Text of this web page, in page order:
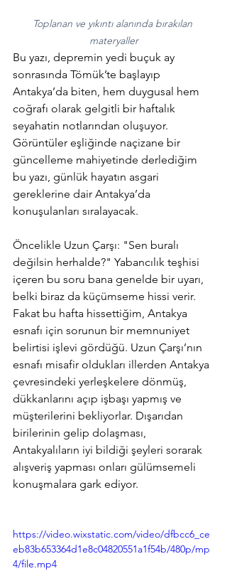
Toplanan ve yıkıntı alanında bırakılan
materyaller
Bu yazı, depremin yedi buçuk ay
sonrasında Tömük’te başlayıp
Antakya’da biten, hem duygusal hem
coğrafı olarak gelgitli bir haftalık
seyahatin notlarından oluşuyor.
Görüntüler eşliğinde naçizane bir
güncelleme mahiyetinde derlediğim
bu yazı, günlük hayatın asgari
gereklerine dair Antakya’da
konuşulanları sıralayacak.
Öncelikle Uzun Çarşı: "Sen buralı
değilsin herhalde?" Yabancılık teşhisi
içeren bu soru bana genelde bir uyarı,
belki biraz da küçümseme hissi verir.
Fakat bu hafta hissettiğim, Antakya
esnafı için sorunun bir memnuniyet
belirtisi işlevi gördüğü. Uzun Çarşı’nın
esnafı misafir oldukları illerden Antakya
çevresindeki yerleşkelere dönmüş,
dükkanlarını açıp işbaşı yapmış ve
müşterilerini bekliyorlar. Dışarıdan
birilerinin gelip dolaşması,
Antakyalıların iyi bildiği şeyleri sorarak
alışveriş yapması onları gülümsemeli
konuşmalara gark ediyor.
https://video.wixstatic.com/video/dfbcc6_ce
eb83b653364d1e8c04820551a1f54b/480p/mp
4/file.mp4